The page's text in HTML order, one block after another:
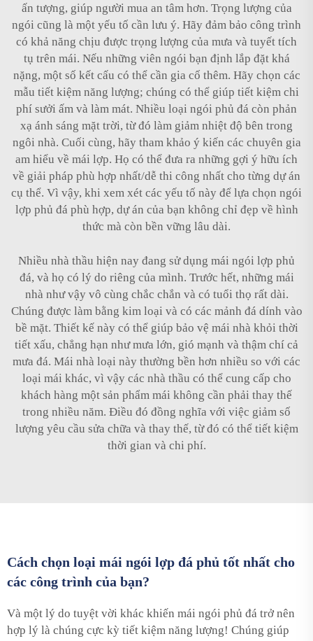
ấn tượng, giúp người mua an tâm hơn. Trọng lượng của
ngói cũng là một yếu tố cần lưu ý. Hãy đảm bảo công trình
có khả năng chịu được trọng lượng của mưa và tuyết tích
tụ trên mái. Nếu những viên ngói bạn định lắp đặt khá
nặng, một số kết cấu có thể cần gia cố thêm. Hãy chọn các
mẫu tiết kiệm năng lượng; chúng có thể giúp tiết kiệm chi
phí sưởi ấm và làm mát. Nhiều loại ngói phủ đá còn phản
xạ ánh sáng mặt trời, từ đó làm giảm nhiệt độ bên trong
ngôi nhà. Cuối cùng, hãy tham khảo ý kiến các chuyên gia
am hiểu về mái lợp. Họ có thể đưa ra những gợi ý hữu ích
về giải pháp phù hợp nhất/dễ thi công nhất cho từng dự án
cụ thể. Vì vậy, khi xem xét các yếu tố này để lựa chọn ngói
lợp phủ đá phù hợp, dự án của bạn không chỉ đẹp về hình
thức mà còn bền vững lâu dài.
Nhiều nhà thầu hiện nay đang sử dụng mái ngói lợp phủ
đá, và họ có lý do riêng của mình. Trước hết, những mái
nhà như vậy vô cùng chắc chắn và có tuổi thọ rất dài.
Chúng được làm bằng kim loại và có các mảnh đá dính vào
bề mặt. Thiết kế này có thể giúp bảo vệ mái nhà khỏi thời
tiết xấu, chẳng hạn như mưa lớn, gió mạnh và thậm chí cả
mưa đá. Mái nhà loại này thường bền hơn nhiều so với các
loại mái khác, vì vậy các nhà thầu có thể cung cấp cho
khách hàng một sản phẩm mái không cần phải thay thế
trong nhiều năm. Điều đó đồng nghĩa với việc giảm số
lượng yêu cầu sửa chữa và thay thế, từ đó có thể tiết kiệm
thời gian và chi phí.
Cách chọn loại mái ngói lợp đá phủ tốt nhất cho
các công trình của bạn?
Và một lý do tuyệt vời khác khiến mái ngói phủ đá trở nên
hợp lý là chúng cực kỳ tiết kiệm năng lượng! Chúng giúp